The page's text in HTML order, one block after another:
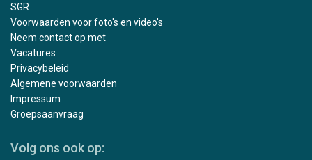
SGR
Voorwaarden voor foto's en video's
Neem contact op met
Vacatures
Privacybeleid
Algemene voorwaarden
Impressum
Groepsaanvraag
Volg ons ook op: